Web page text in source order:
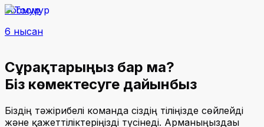
Тосмур
6 нысан
Сұрақтарыңыз бар ма?
Біз көмектесуге дайынбыз
Біздің тәжірибелі команда сіздің тіліңізде сөйлейді
және қажеттіліктеріңізді түсінеді. Арманыңыздағы